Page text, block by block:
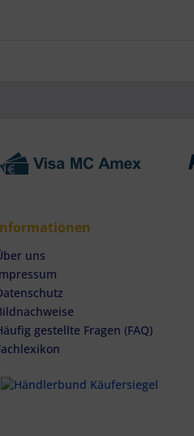
uns
gestellte Fragen (FAQ)